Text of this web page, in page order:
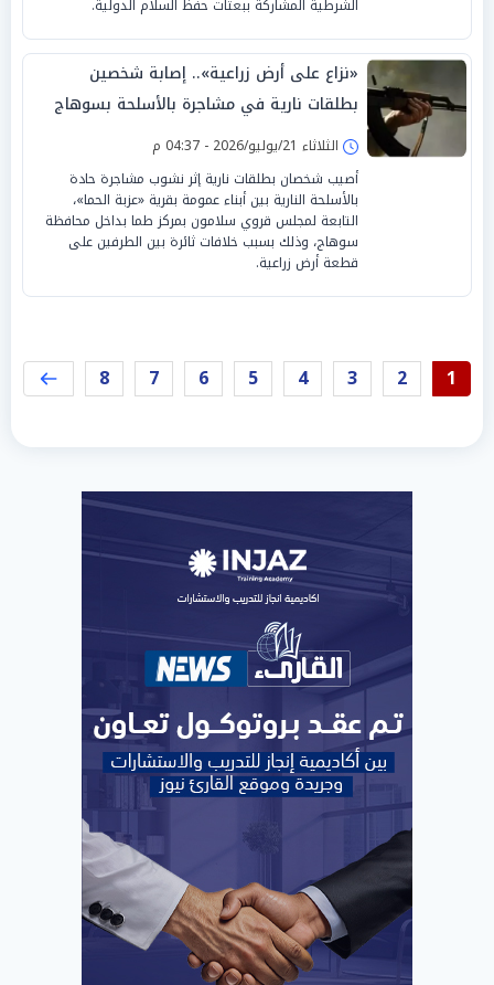
الشرطية المشاركة ببعثات حفظ السلام الدولية.
«نزاع على أرض زراعية».. إصابة شخصين
بطلقات نارية في مشاجرة بالأسلحة بسوهاج
الثلاثاء 21/يوليو/2026 - 04:37 م
أصيب شخصان بطلقات نارية إثر نشوب مشاجرة حادة
بالأسلحة النارية بين أبناء عمومة بقرية «عزبة الحما»،
التابعة لمجلس قروي سلامون بمركز طما بداخل محافظة
سوهاج، وذلك بسبب خلافات ثائرة بين الطرفين على
قطعة أرض زراعية.
1
2
3
4
5
6
7
8